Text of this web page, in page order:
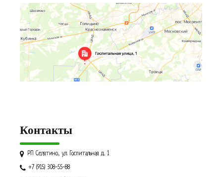
Контакты
РП Селятино, ул. Госпитальная д. 1
+7 (915) 308-55-88